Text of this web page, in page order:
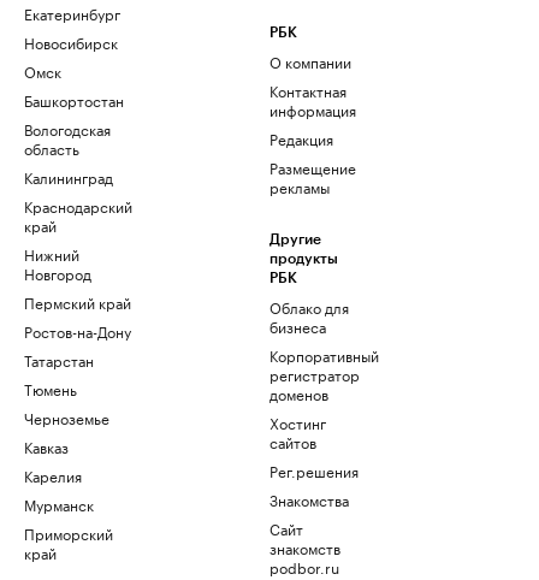
Екатеринбург
Новосибирск
Омск
Башкортостан
Вологодская
область
Калининград
Краснодарский
край
Нижний
Новгород
Пермский край
Ростов-на-Дону
Татарстан
Тюмень
Черноземье
Кавказ
Карелия
Мурманск
Приморский
край
РБК
О компании
Контактная
информация
Редакция
Размещение
рекламы
Другие
продукты
РБК
Облако для
бизнеса
Корпоративный
регистратор
доменов
Хостинг
сайтов
Рег.решения
Знакомства
Сайт
знакомств
podbor.ru